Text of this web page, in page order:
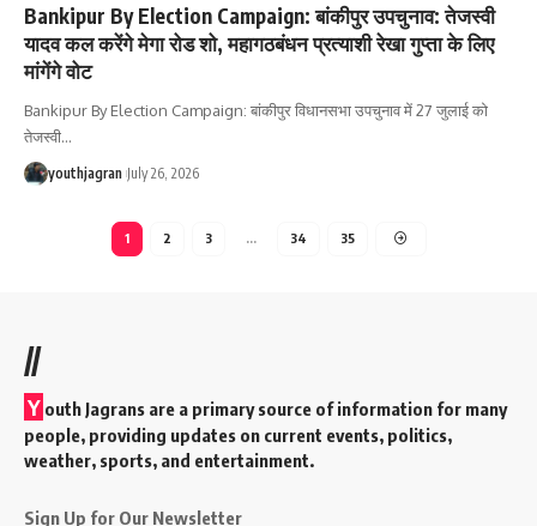
Bankipur By Election Campaign: बांकीपुर उपचुनाव: तेजस्वी
यादव कल करेंगे मेगा रोड शो, महागठबंधन प्रत्याशी रेखा गुप्ता के लिए
मांगेंगे वोट
Bankipur By Election Campaign: बांकीपुर विधानसभा उपचुनाव में 27 जुलाई को
तेजस्वी…
youthjagran July 26, 2026
1 2 3 … 34 35
//
Y outh Jagrans are a primary source of information for many
people, providing updates on current events, politics,
weather, sports, and entertainment.
Sign Up for Our Newsletter